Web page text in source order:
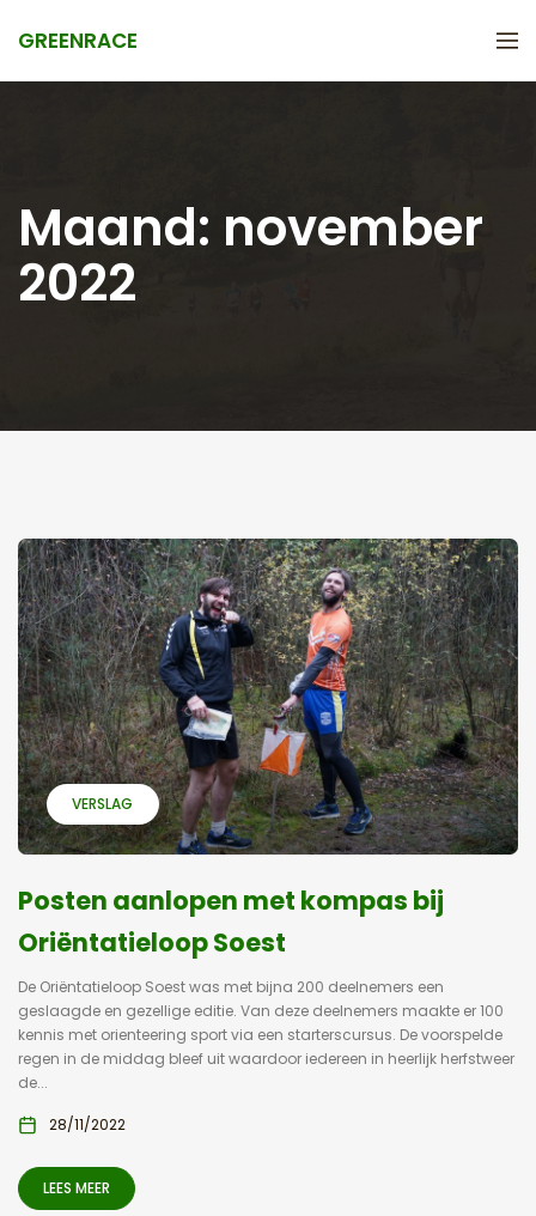
GREENRACE
Maand: november
2022
VERSLAG
Posten aanlopen met kompas bij
Oriëntatieloop Soest
De Oriëntatieloop Soest was met bijna 200 deelnemers een
geslaagde en gezellige editie. Van deze deelnemers maakte er 100
kennis met orienteering sport via een starterscursus. De voorspelde
regen in de middag bleef uit waardoor iedereen in heerlijk herfstweer
de...
28/11/2022
LEES MEER